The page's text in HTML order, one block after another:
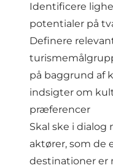
Identificere
potentialer på
Definere
på baggrund af
indsigter om
præferencer
Skal ske i dialog
aktører, som de
destinationer er